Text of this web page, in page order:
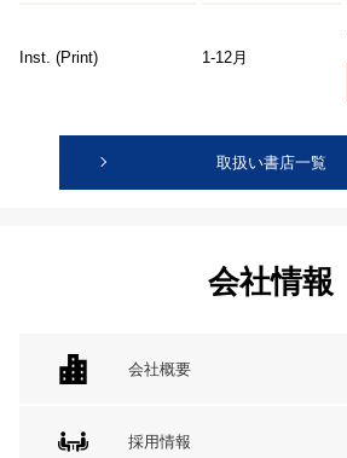
Inst. (Print) 1-12月
取扱い書店一覧
会社情報
会社概要
採用情報